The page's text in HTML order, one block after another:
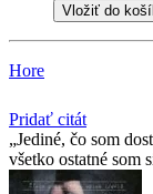
Vložiť do
Hore
Pridať citát
Jediné, čo som
všetko ostatné som